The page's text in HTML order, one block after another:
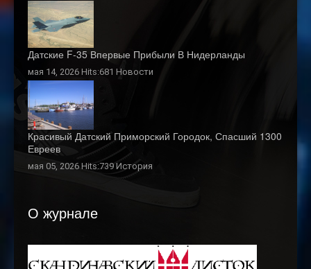
Датские F-35 Впервые Прибыли В Нидерланды
мая 14, 2026 Hits:681 Новости
Красивый Датский Приморский Городок, Спасший 1300
Евреев
мая 05, 2026 Hits:739 История
О журнале